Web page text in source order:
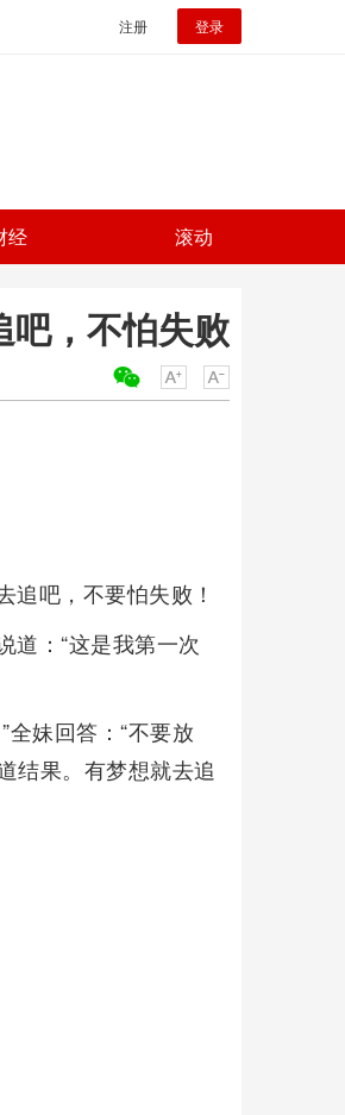
注册 登录
经 滚动
吧，不怕失败
吧，不要怕失败！
道：“这是我第一次
妹回答：“不要放
结果。有梦想就去追